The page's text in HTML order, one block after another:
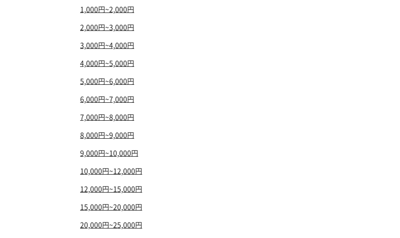
1,000円~2,000円
2,000円~3,000円
3,000円~4,000円
4,000円~5,000円
5,000円~6,000円
6,000円~7,000円
7,000円~8,000円
8,000円~9,000円
9,000円~10,000円
10,000円~12,000円
12,000円~15,000円
15,000円~20,000円
20,000円~25,000円